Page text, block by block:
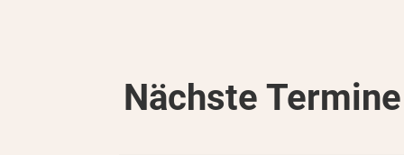
Nächste Termine